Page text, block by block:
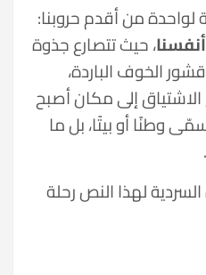
لواحدة من أقدم حروبنا:
، حيث تتصارع جذوة
الخوف الباردة،
الاشتياق إلى مكان أصبح
وطنًا أو بيتًا، بل ما
.
لهذا النص رحلة